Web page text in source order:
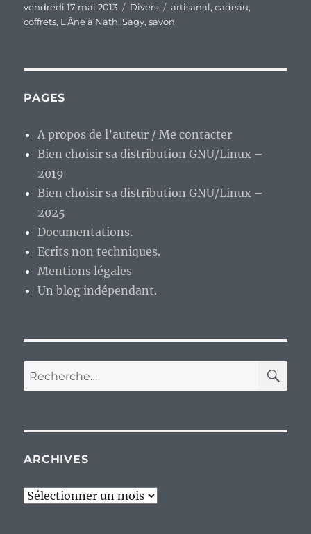
Publié
le
vendredi 17 mai 2013 Catégories
Divers Étiquettes
artisanal,cadeau,
coffrets, L'Âne à Nath,Sagy,savon
PAGES
A propos de l’auteur / Me contacter
Bien choisir sa distribution GNU/Linux –
2019
Bien choisir sa distribution GNU/Linux –
2025
Documentations.
Ecrits non techniques.
Mentions légales
Un blog indépendant.
Recherche
pour :
ARCHIVES
Archives